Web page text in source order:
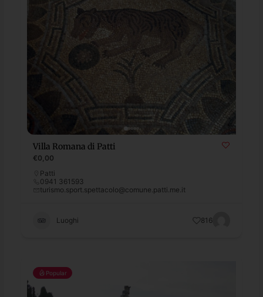
Villa Romana di Patti
€0,00
Patti
0941 361593
turismo.sport.spettacolo@comune.patti.me.it
Luoghi 816
Popular